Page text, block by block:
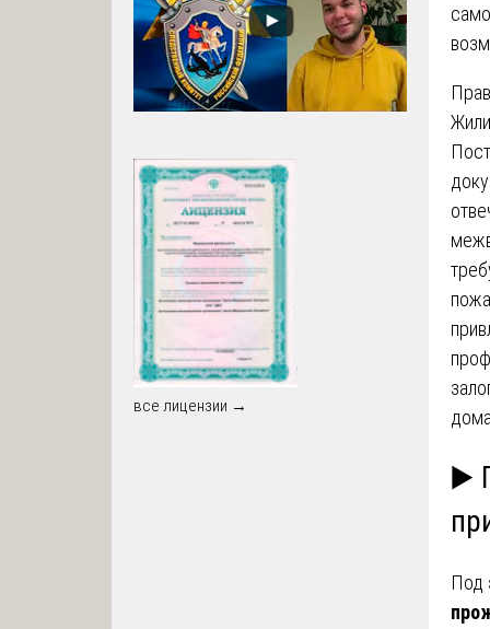
▶️
Под
все лицензии →